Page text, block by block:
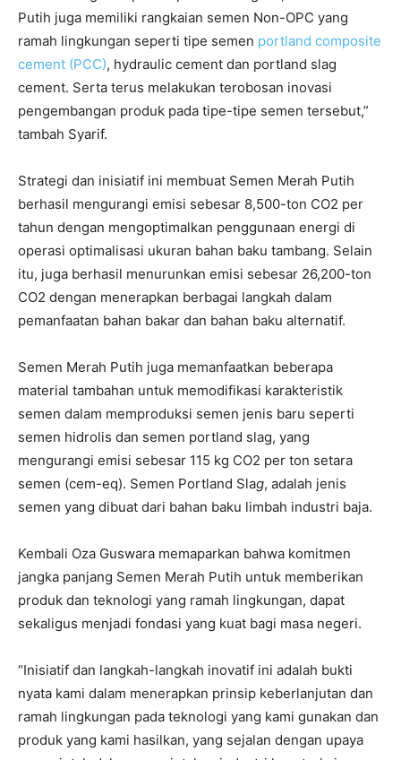
Putih juga memiliki rangkaian semen Non-OPC yang
ramah lingkungan seperti tipe semen portland composite
cement (PCC), hydraulic cement dan portland slag
cement. Serta terus melakukan terobosan inovasi
pengembangan produk pada tipe-tipe semen tersebut,”
tambah Syarif.
Strategi dan inisiatif ini membuat Semen Merah Putih
berhasil mengurangi emisi sebesar 8,500-ton CO2 per
tahun dengan mengoptimalkan penggunaan energi di
operasi optimalisasi ukuran bahan baku tambang. Selain
itu, juga berhasil menurunkan emisi sebesar 26,200-ton
CO2 dengan menerapkan berbagai langkah dalam
pemanfaatan bahan bakar dan bahan baku alternatif.
Semen Merah Putih juga memanfaatkan beberapa
material tambahan untuk memodifikasi karakteristik
semen dalam memproduksi semen jenis baru seperti
semen hidrolis dan semen portland slag, yang
mengurangi emisi sebesar 115 kg CO2 per ton setara
semen (cem-eq). Semen Portland Slag, adalah jenis
semen yang dibuat dari bahan baku limbah industri baja.
Kembali Oza Guswara memaparkan bahwa komitmen
jangka panjang Semen Merah Putih untuk memberikan
produk dan teknologi yang ramah lingkungan, dapat
sekaligus menjadi fondasi yang kuat bagi masa negeri.
“Inisiatif dan langkah-langkah inovatif ini adalah bukti
nyata kami dalam menerapkan prinsip keberlanjutan dan
ramah lingkungan pada teknologi yang kami gunakan dan
produk yang kami hasilkan, yang sejalan dengan upaya